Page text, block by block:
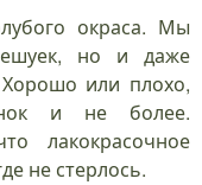
окраса. Мы
но и даже
или плохо,
и не более.
лакокрасочное
не стерлось.